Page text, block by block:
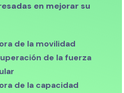
en mejorar su
de la movilidad
de la fuerza
de la capacidad